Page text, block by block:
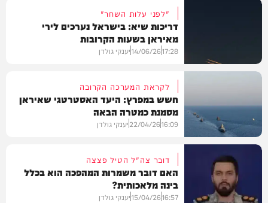
חדשות
"לפני עלות השחר"
דריכות שיא: בישראל נערכים לירי
מאיראן בשעות הקרובות
17:28
14/06/26יענקי גולדן
בעולם
לקראת המערכה הקרובה
חשש במפרץ: היעד האסטרטגי שאיראן
מסמנת כמטרה הבאה
16:09
22/04/26יענקי גולדן
דובר צה"ל הטיל פצצה
האם דובר משמרות המהפכה הוא בכלל
בינה מלאכותית?
16:57
15/04/26יענקי גולדן